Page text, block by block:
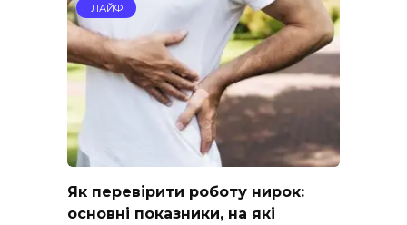
ЛАЙФ
Як перевірити роботу нирок:
основні показники, на які